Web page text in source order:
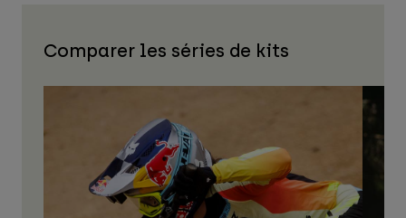
Comparer les séries de kits